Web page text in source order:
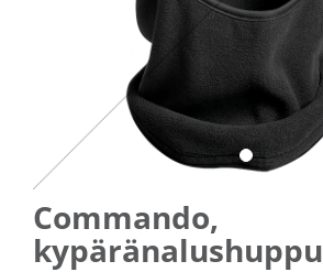
Commando,
kypäränalushuppu